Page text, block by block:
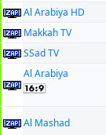
Al Arabiya HD
Makkah TV
SSad TV
Al Arabiya
Al Mashad